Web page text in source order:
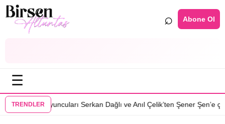
⌕ Abone Ol
☰
TRENDLER
Serkan Dağlı ve Anıl Çelik’ten Şener Şen’e çağrı•Özcan Deniz: